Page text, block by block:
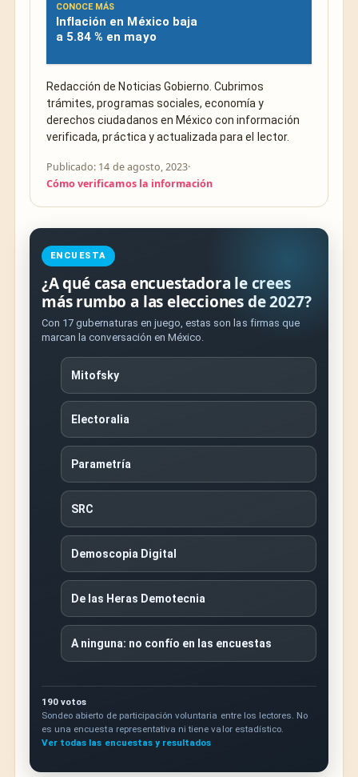
CONOCE MÁS
Inflación en México baja
a 5.84 % en mayo
Redacción de Noticias Gobierno. Cubrimos
trámites, programas sociales, economía y
derechos ciudadanos en México con información
verificada, práctica y actualizada para el lector.
Publicado: 14 de agosto, 2023·
Cómo verificamos la información
ENCUESTA
¿A qué casa encuestadora le crees
más rumbo a las elecciones de 2027?
Con 17 gubernaturas en juego, estas son las firmas que
marcan la conversación en México.
Mitofsky
Electoralia
Parametría
SRC
Demoscopia Digital
De las Heras Demotecnia
A ninguna: no confío en las encuestas
190 votos
Sondeo abierto de participación voluntaria entre los lectores. No
es una encuesta representativa ni tiene valor estadístico.
Ver todas las encuestas y resultados